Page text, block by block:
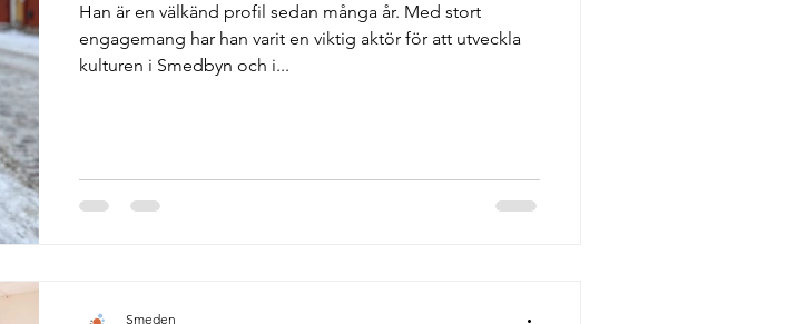
Han är en välkänd profil sedan många år. Med stort
engagemang har han varit en viktig aktör för att utveckla
kulturen i Smedbyn och i...
Smeden